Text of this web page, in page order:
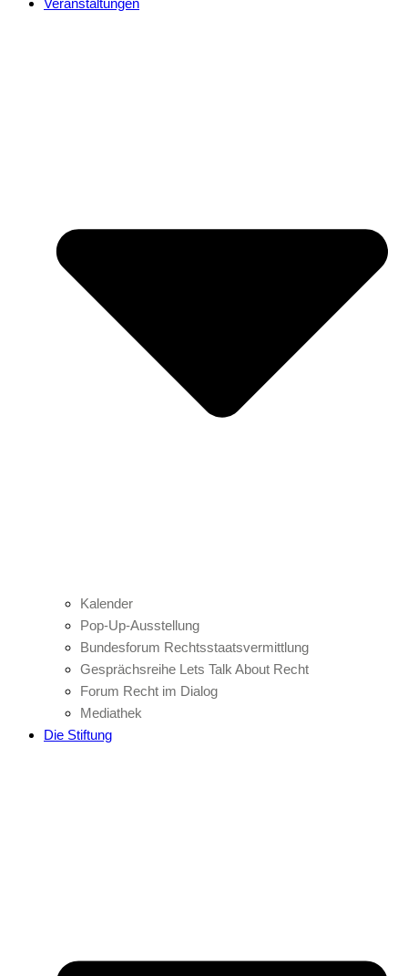
Veranstaltungen
Kalender
Pop-Up-Ausstellung
Bundesforum Rechtsstaatsvermittlung
Gesprächsreihe Lets Talk About Recht
Forum Recht im Dialog
Mediathek
Die Stiftung